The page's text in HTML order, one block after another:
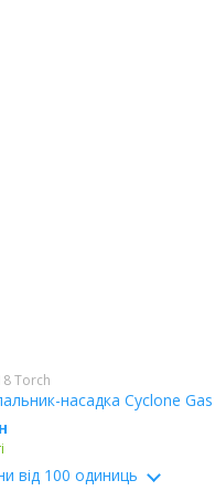
Torch
насадка Cyclone
від 100 одиниць